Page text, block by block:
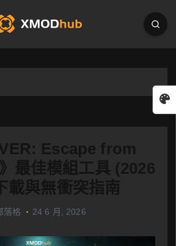
Escape from
最佳模組工具 (2026
載與無衝突指南
落格 24 6 月, 2026